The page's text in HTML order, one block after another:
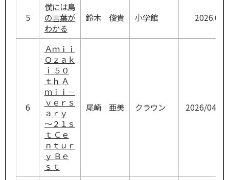
5
僕には鳥
の言葉が
わかる
鈴木 俊貴 小学館 2026.6
6
Ａｍｉｉ
Ｏｚａｋ
ｉ ５０
ｔｈ Ａ
ｍｉｉ－
ｖｅｒｓ
ａｒｙ
～２１ｓ
ｔ Ｃｅ
ｎｔｕｒ
ｙ Ｂｅ
ｓｔ
尾崎 亜美 クラウン 2026/04/08